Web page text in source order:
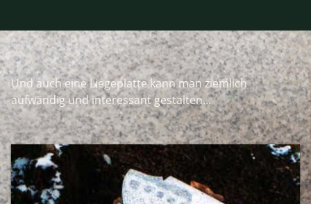
Und auch eine Liegeplatte kann man ziemlich
aufwändig und interessant gestalten...